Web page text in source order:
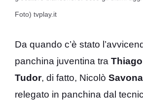
Foto) tvplay.it
Da quando c’è stato
panchina juventina tra
Tudor, di fatto, Nicolò Savona
relegato in panchina dal